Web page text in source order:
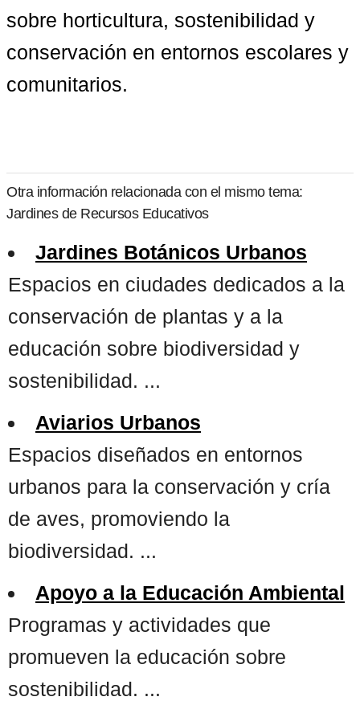
sobre horticultura, sostenibilidad y
conservación en entornos escolares y
comunitarios.
Otra información relacionada con el mismo tema:
Jardines de Recursos Educativos
Jardines Botánicos Urbanos
Espacios en ciudades dedicados a la
conservación de plantas y a la
educación sobre biodiversidad y
sostenibilidad. ...
Aviarios Urbanos
Espacios diseñados en entornos
urbanos para la conservación y cría
de aves, promoviendo la
biodiversidad. ...
Apoyo a la Educación Ambiental
Programas y actividades que
promueven la educación sobre
sostenibilidad. ...